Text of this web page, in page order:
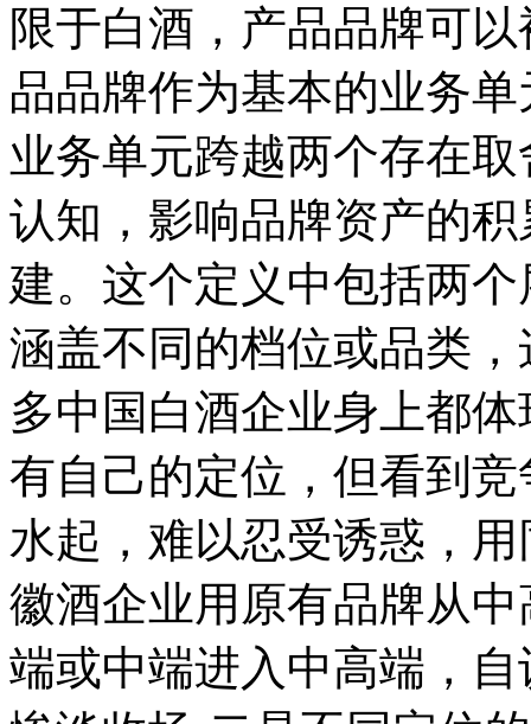
限于白酒，产品品牌可
品品牌作为基本的业务
业务单元跨越两个存在
认知，影响品牌资产的
建。这个定义中包括两
涵盖不同的档位或品类
多中国白酒企业身上都
有自己的定位，但看到
水起，难以忍受诱惑，
徽酒企业用原有品牌从
端或中端进入中高端，